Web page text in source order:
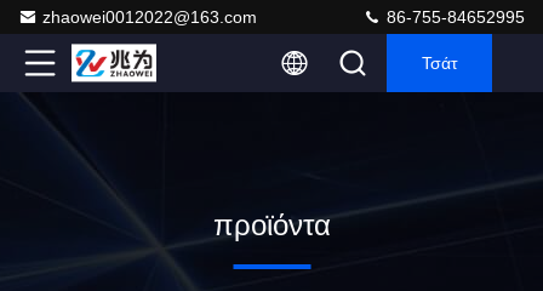
zhaowei0012022@163.com 86-755-84652995
Τσάτ
προϊόντα